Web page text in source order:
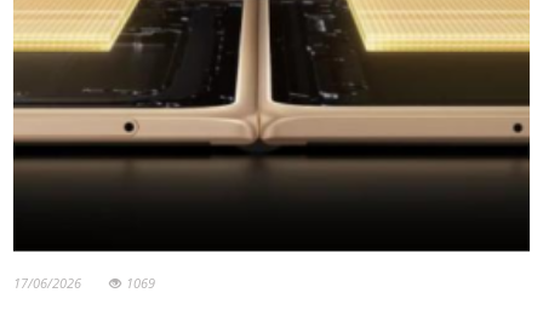
17/06/2026 1069